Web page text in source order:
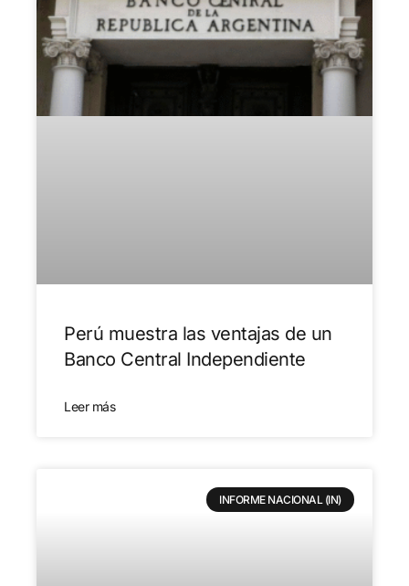
Perú muestra las ventajas de un
Banco Central Independiente
Leer más
INFORME NACIONAL (IN)